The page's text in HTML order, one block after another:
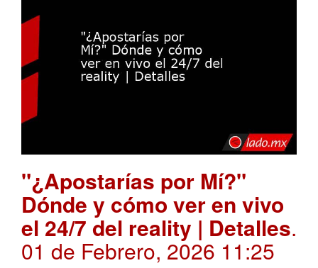
"¿Apostarías por Mí?"
Dónde y cómo ver en vivo
el 24/7 del reality | Detalles.
01 de Febrero, 2026 11:25